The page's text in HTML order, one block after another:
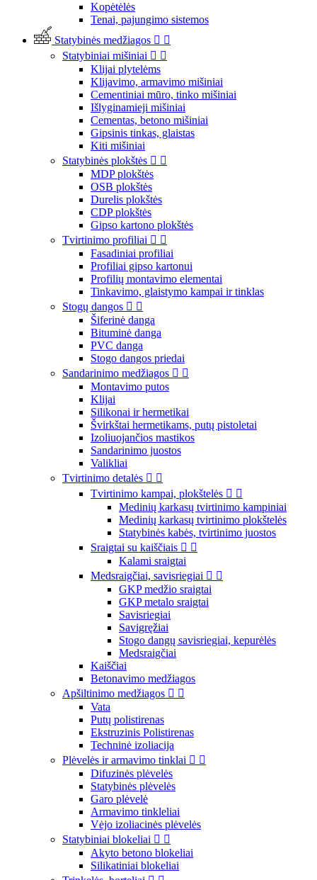
Kopėtėlės
Tenai, pajungimo sistemos
Statybinės medžiagos  
Statybiniai mišiniai  
Klijai plytelėms
Klijavimo, armavimo mišiniai
Cementiniai mūro, tinko mišiniai
Išlyginamieji mišiniai
Cementas, betono mišiniai
Gipsinis tinkas, glaistas
Kiti mišiniai
Statybinės plokštės  
MDP plokštės
OSB plokštės
Durelis plokštės
CDP plokštės
Gipso kartono plokštės
Tvirtinimo profiliai  
Fasadiniai profiliai
Profiliai gipso kartonui
Profilių montavimo elementai
Tinkavimo, glaistymo kampai ir tinklas
Stogų dangos  
Šiferinė danga
Bituminė danga
PVC danga
Stogo dangos priedai
Sandarinimo medžiagos  
Montavimo putos
Klijai
Silikonai ir hermetikai
Švirkštai hermetikams, putų pistoletai
Izoliuojančios mastikos
Sandarinimo juostos
Valikliai
Tvirtinimo detalės  
Tvirtinimo kampai, plokštelės  
Medinių karkasų tvirtinimo kampiniai
Medinių karkasų tvirtinimo plokštelės
Statybinės kabės, tvirtinimo juostos
Sraigtai su kaiščiais  
Kalami sraigtai
Medsraigčiai, savisriegiai  
GKP medžio sraigtai
GKP metalo sraigtai
Savisriegiai
Savigręžiai
Stogo dangų savisriegiai, kepurėlės
Medsraigčiai
Kaiščiai
Betonavimo medžiagos
Apšiltinimo medžiagos  
Vata
Putų polistirenas
Ekstruzinis Polistirenas
Techninė izoliacija
Plėvelės ir armavimo tinklai  
Difuzinės plėvelės
Statybinės plėvelės
Garo plėvelė
Armavimo tinkleliai
Vėjo izoliacinės plėvelės
Statybiniai blokeliai  
Akyto betono blokeliai
Silikatiniai blokeliai